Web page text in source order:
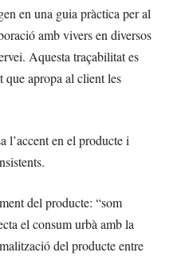
en una guia pràctica per al
amb vivers en diversos
Aquesta traçabilitat es
que apropa al client les
l’accent en el producte i
del producte: “som
el consum urbà amb la
del producte entre